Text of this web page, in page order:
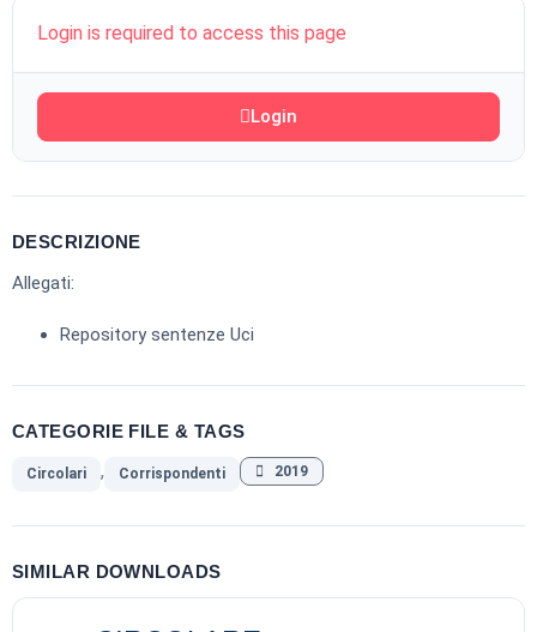
Login is required to access this page
Login
DESCRIZIONE
Allegati:
Repository sentenze Uci
CATEGORIE FILE & TAGS
Circolari , Corrispondenti 2019
SIMILAR DOWNLOADS